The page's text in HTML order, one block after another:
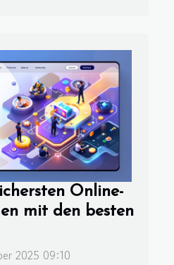
Online-
mit den besten
2025 09:10